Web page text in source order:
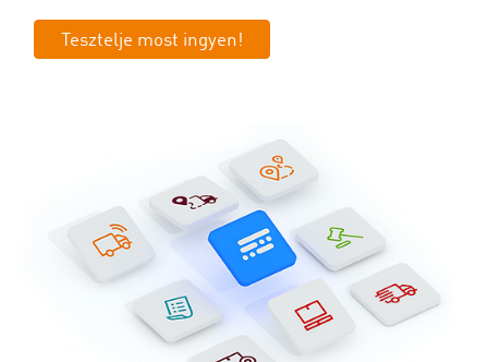
Tesztelje most ingyen!